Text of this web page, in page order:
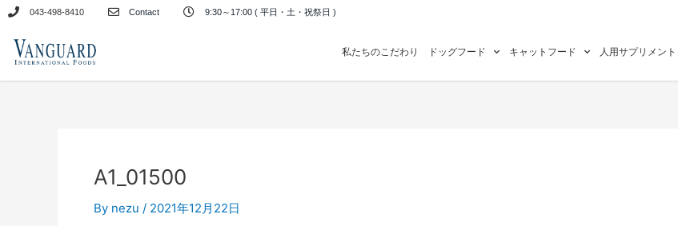
キ
043-498-8410 Contact 9:30～17:00 ( 平日・土・祝祭日 )
私たちのこだわり ドッグフード キャットフード 人用サプリメント
A1_01500
By nezu / 2021年12月22日